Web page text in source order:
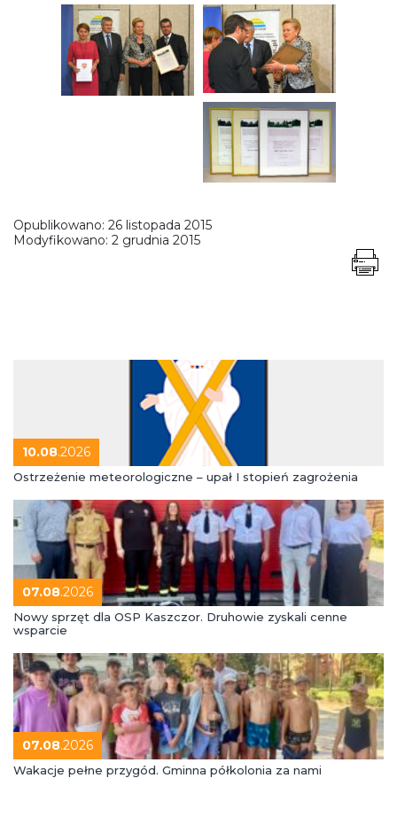
Opublikowano: 26 listopada 2015
Modyfikowano: 2 grudnia 2015
10.08.2026
Ostrzeżenie meteorologiczne – upał I stopień zagrożenia
07.08.2026
Nowy sprzęt dla OSP Kaszczor. Druhowie zyskali cenne
wsparcie
07.08.2026
Wakacje pełne przygód. Gminna półkolonia za nami